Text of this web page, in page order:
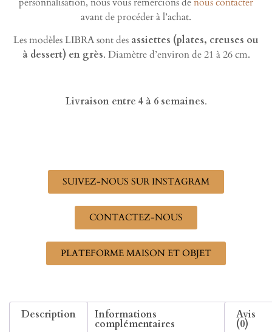
avant de procéder à l’achat.
Les modèles LIBRA sont des assiettes (plates, creuses ou
à dessert) en grès. Diamètre d’environ de 21 à 26 cm.
Livraison entre 4 à 6 semaines.
SUIVEZ-NOUS SUR INSTAGRAM
CONTACTEZ-NOUS
PLATEFORME MAISON ET OBJET
Description Informations
complémentaires
Avis
(0)